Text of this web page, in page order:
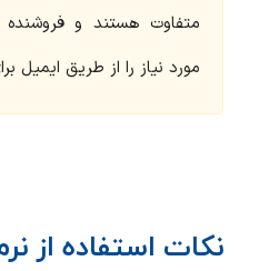
متفاوت هستند و
مورد نیاز را از طریق ایمیل
نکات استفاده از نرم